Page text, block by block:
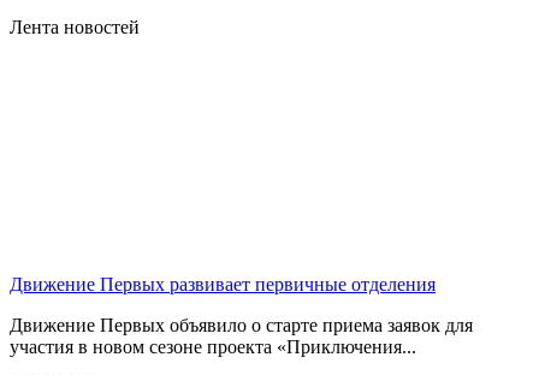
Лента новостей
Движение Первых развивает первичные отделения
Движение Первых объявило о старте приема заявок для
участия в новом сезоне проекта «Приключения...